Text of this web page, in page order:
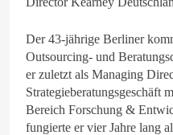
Der 43-jährige Berliner
Outsourcing- und
er zuletzt als Managing
Strategieberatungsgeschäft
Bereich Forschung &
fungierte er vier Jahre lang